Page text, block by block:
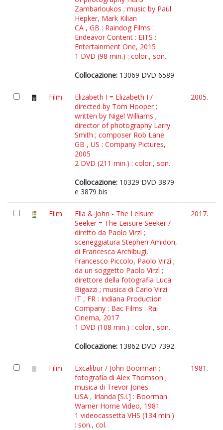
Zambarloukos ; music by Paul
Hepker, Mark Kilian
CA , GB : Raindog Films :
Endeavor Content : EITS :
Entertainment One, 2015
1 DVD (98 min.) : color., son.
Collocazione: 13069 DVD 6589
Film
Elizabeth I = Elizabeth I /
directed by Tom Hooper ;
written by Nigel Williams ;
director of photography Larry
Smith ; composer Rob Lane
GB , US : Company Pictures,
2005
2 DVD (211 min.) : color., son.
Collocazione: 10329 DVD 3879
e 3879 bis
2005.
Film
Ella & John - The Leisure
Seeker = The Leisure Seeker /
diretto da Paolo Virzì ;
sceneggiatura Stephen Amidon,
di Francesca Archibugi,
Francesco Piccolo, Paolo Virzì ;
da un soggetto Paolo Virzì ;
direttore della fotografia Luca
Bigazzi ; musica di Carlo Virzì
IT , FR : Indiana Production
Company : Bac Films : Rai
Cinema, 2017
1 DVD (108 min.) : color., son.
Collocazione: 13862 DVD 7392
2017.
Film
Excalibur / John Boorman ;
fotografia di Alex Thomson ;
musica di Trevor Jones
USA , Irlanda [S.l.] : Boorman :
Warner Home Video, 1981
1 videocassetta VHS (134 min.)
: son., col.
1981.